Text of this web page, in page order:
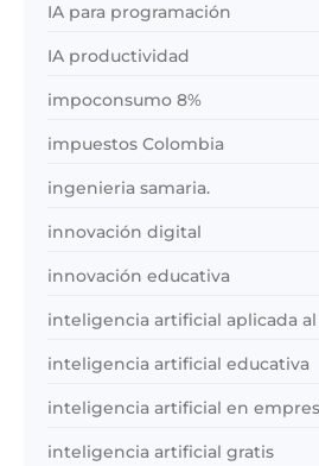
IA para programación
IA productividad
impoconsumo 8%
impuestos Colombia
ingenieria samaria.
innovación digital
innovación educativa
inteligencia artificial aplicada
inteligencia artificial educativa
inteligencia artificial en
inteligencia artificial gratis